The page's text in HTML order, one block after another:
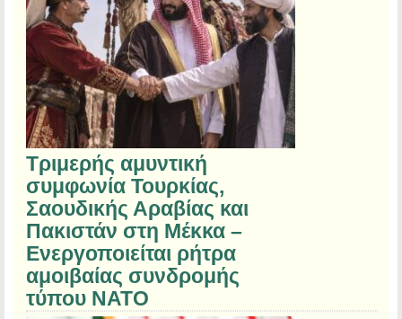
Τριμερής αμυντική
συμφωνία Τουρκίας,
Σαουδικής Αραβίας και
Πακιστάν στη Μέκκα –
Ενεργοποιείται ρήτρα
αμοιβαίας συνδρομής
τύπου NATO